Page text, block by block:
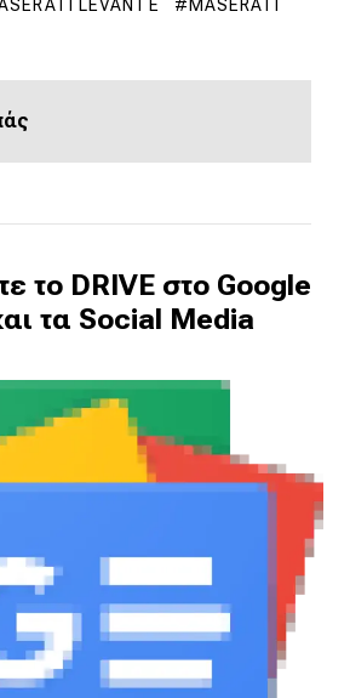
LEVANTE
MASERATI
το DRIVE στο Google
τα Social Media